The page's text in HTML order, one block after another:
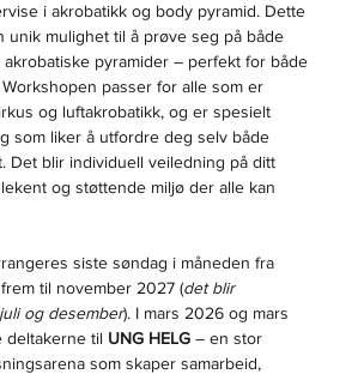
i akrobatikk og body pyramid. Dette
unik mulighet til å prøve seg på både
akrobatiske pyramider – perfekt for både
passer for alle som er
og luftakrobatikk, og er spesielt
som liker å utfordre deg selv både
Det blir individuell veiledning på ditt
og støttende miljø der alle kan
siste søndag i måneden fra
til november 2027 (det blir
og desember). I mars 2026 og mars
deltakerne til UNG HELG – en stor
som skaper samarbeid,